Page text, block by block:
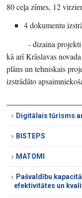
80 ceļa zīmes, 12
4 dokumentu
- dizaina projekti
kā arī Krāslavas
plāns un tehniskais
izstrādāto
Digitālais tūrisms
BISTEPS
MATOMI
Pašvaldību
efektivitātes un